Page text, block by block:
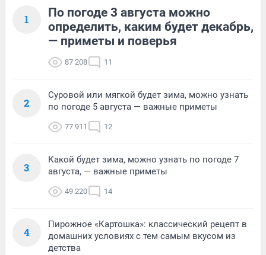
1
По погоде 3 августа можно
определить, каким будет декабрь,
— приметы и поверья
87 208 11
2
Суровой или мягкой будет зима, можно узнать
по погоде 5 августа — важные приметы
77 911 12
3
Какой будет зима, можно узнать по погоде 7
августа, — важные приметы
49 220 14
4
Пирожное «Картошка»: классический рецепт в
домашних условиях с тем самым вкусом из
детства